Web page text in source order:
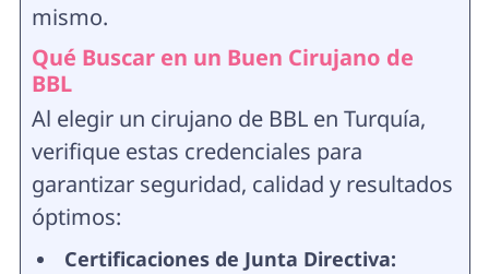
mismo.
Qué Buscar en un Buen Cirujano de
BBL
Al elegir un cirujano de BBL en Turquía,
verifique estas credenciales para
garantizar seguridad, calidad y resultados
óptimos:
Certificaciones de Junta Directiva: